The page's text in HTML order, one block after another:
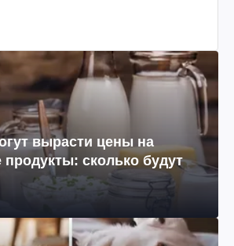
вырасти цены на
сколько будут